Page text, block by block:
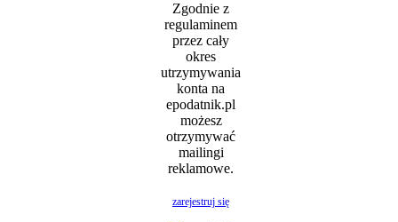
Zgodnie z
regulaminem
przez cały
okres
utrzymywania
konta na
epodatnik.pl
możesz
otrzymywać
mailingi
reklamowe.
zarejestruj się